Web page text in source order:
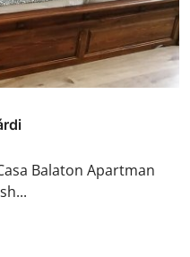
Balaton Apartman